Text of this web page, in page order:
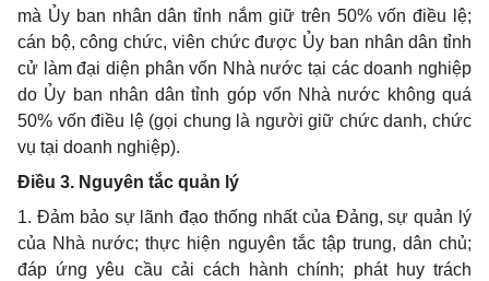
mà Ủy ban nhân dân tỉnh nắm giữ trên 50% vốn điều lệ;
cán bộ, công chức, viên chức được Ủy ban nhân dân tỉnh
cử làm đại diện phân vốn Nhà nước tại các doanh nghiệp
do Ủy ban nhân dân tỉnh góp vốn Nhà nước không quá
50% vốn điều lệ (gọi chung là người giữ chức danh, chức
vụ tại doanh nghiệp).
Điều 3. Nguyên tắc quản lý
1. Đảm bảo sự lãnh đạo thống nhất của Đảng, sự quản lý
của Nhà nước; thực hiện nguyên tắc tập trung, dân chủ;
đáp ứng yêu cầu cải cách hành chính; phát huy trách